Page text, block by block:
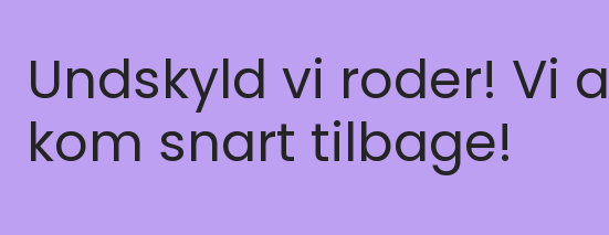
Undskyld vi roder! Vi
kom snart tilbage!